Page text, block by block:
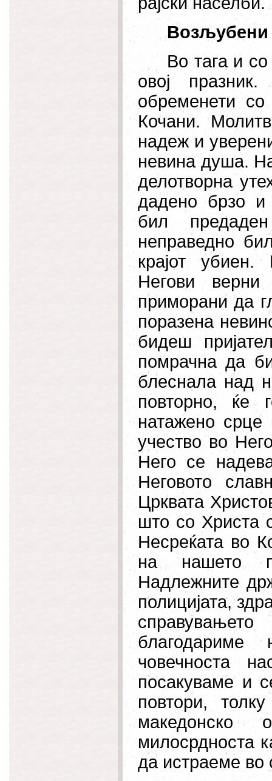
Возљубени
Во тага и
овој
обременети со
Кочани.
надеж и
невина душа.
делотворна
дадено брзо и
бил
неправедно
крајот
Негови
приморани да
поразена
бидеш
помрачна да
блеснала над
повторно, ќе
натажено срце
учество во
Него се
Неговото
Црквата
што со Христа
Несреќата во
на нашето
Надлежните
полицијата,
човечноста
посакуваме и
повтори,
македонско
милосрдноста
да истраеме во